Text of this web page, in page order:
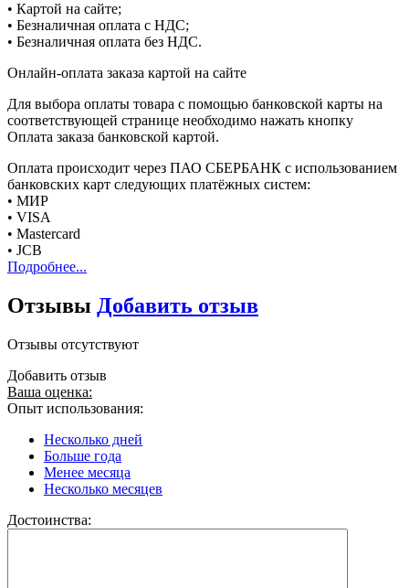
• Картой на сайте;
• Безналичная оплата с НДС;
• Безналичная оплата без НДС.
Онлайн-оплата заказа картой на сайте
Для выбора оплаты товара с помощью банковской карты на
соответствующей странице необходимо нажать кнопку
Оплата заказа банковской картой.
Оплата происходит через ПАО СБЕРБАНК с использованием
банковских карт следующих платёжных систем:
• МИР
• VISA
• Mastercard
• JCB
Подробнее...
Отзывы Добавить отзыв
Отзывы отсутствуют
Добавить отзыв
Ваша оценка:
Опыт использования:
Несколько дней
Больше года
Менее месяца
Несколько месяцев
Достоинства: